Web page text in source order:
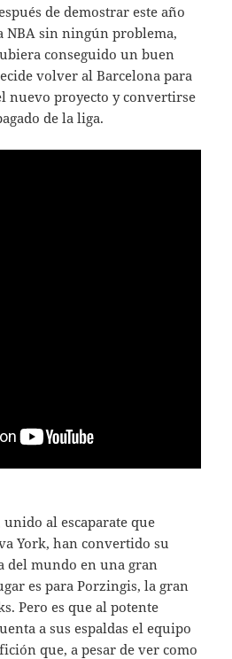
de demostrar este año
NBA sin ningún problema,
conseguido un buen
volver al Barcelona para
nuevo proyecto y convertirse
de la liga.
al escaparate que
York, han convertido su
del mundo en una gran
es para Porzingis, la gran
Pero es que al potente
a sus espaldas el equipo
que, a pesar de ver como